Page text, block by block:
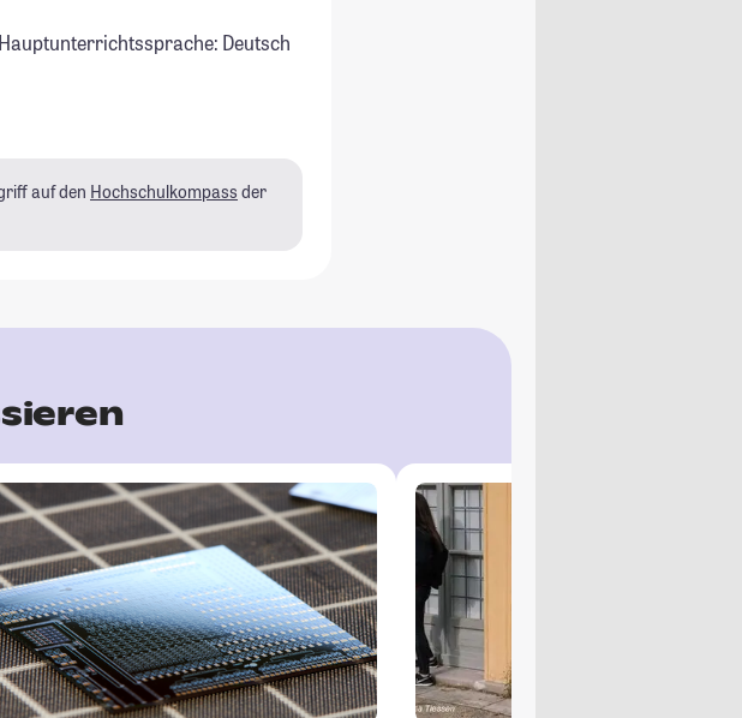
Hauptunterrichtssprache: Deutsch
auf den Hochschulkompass der